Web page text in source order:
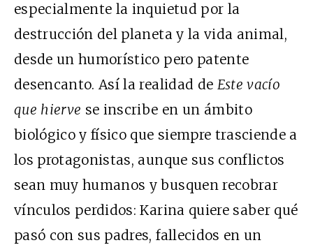
especialmente la inquietud por la
destrucción del planeta y la vida animal,
desde un humorístico pero patente
desencanto. Así la realidad de Este vacío
que hierve se inscribe en un ámbito
biológico y físico que siempre trasciende a
los protagonistas, aunque sus conflictos
sean muy humanos y busquen recobrar
vínculos perdidos: Karina quiere saber qué
pasó con sus padres, fallecidos en un